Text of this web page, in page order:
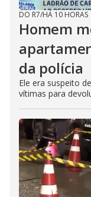
DO R7/HÁ 10 HORAS
Homem
da polícia
Ele era suspeito
vítimas para